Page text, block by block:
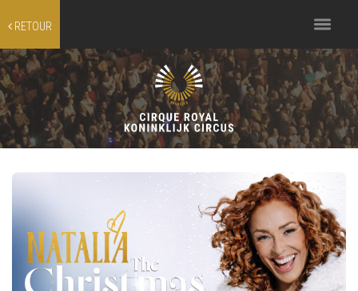
RETOUR
Toggle
navigation